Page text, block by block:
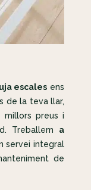
escales ens
de la teva llar,
millors preus i
Treballem a
servei integral
de